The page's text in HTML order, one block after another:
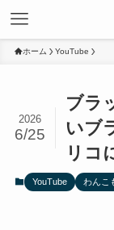
ホーム YouTube
ブラ
いブ
リコ
2026
6/25
YouTube わんこ